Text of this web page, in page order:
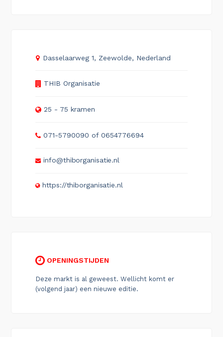
Dasselaarweg 1, Zeewolde, Nederland
THIB Organisatie
25 - 75 kramen
071-5790090 of 0654776694
info@thiborganisatie.nl
https://thiborganisatie.nl
OPENINGSTIJDEN
Deze markt is al geweest. Wellicht komt er
(volgend jaar) een nieuwe editie.